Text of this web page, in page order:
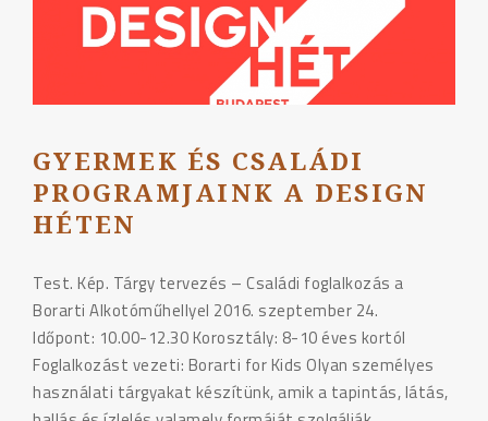
GYERMEK ÉS CSALÁDI
PROGRAMJAINK A DESIGN
HÉTEN
Test. Kép. Tárgy tervezés – Családi foglalkozás a
Borarti Alkotóműhellyel 2016. szeptember 24.
Időpont: 10.00-12.30 Korosztály: 8-10 éves kortól
Foglalkozást vezeti: Borarti for Kids Olyan személyes
használati tárgyakat készítünk, amik a tapintás, látás,